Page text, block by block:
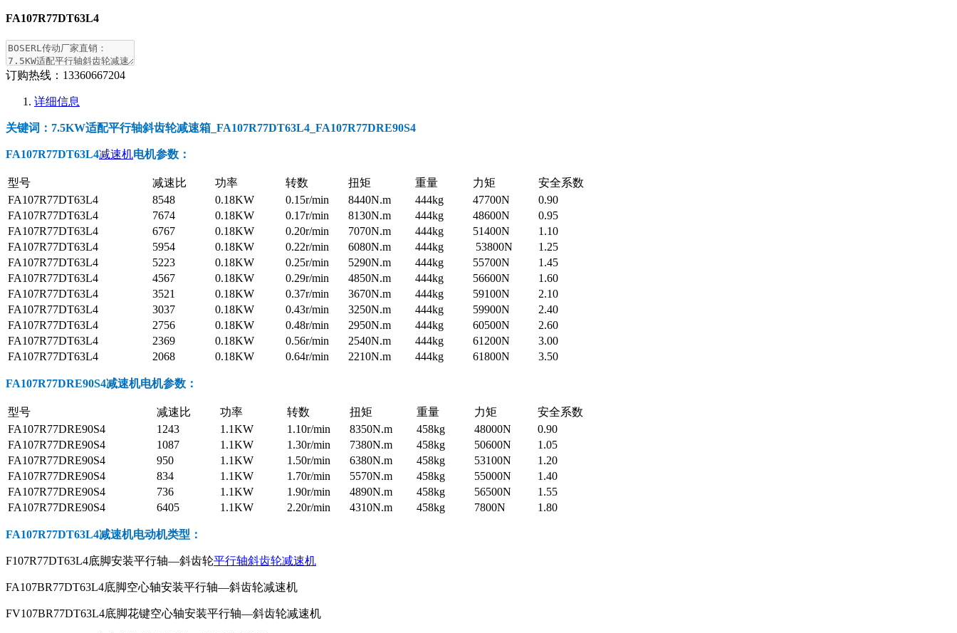
FA107R77DT63L4
订购热线： 13360667204
详细信息
关键词：7.5KW适配平行轴斜齿轮减速箱_FA107R77DT63L4_FA107R77DRE90S4
FA107R77DT63L4减速机电机参数 ：
型号 减速比 功率 转数 扭矩 重量 力矩
安全系数
FA107R77DT63L4
8548 0.18KW 0.15r/min 8440N.m 444kg 47700N
0.90
FA107R77DT63L4
7674 0.18KW 0.17r/min 8130N.m 444kg 48600N
0.95
FA107R77DT63L4
6767 0.18KW 0.20r/min 7070N.m 444kg 51400N
1.10
FA107R77DT63L4
5954 0.18KW 0.22r/min 6080N.m 444kg 53800N
1.25
FA107R77DT63L4
5223 0.18KW 0.25r/min 5290N.m 444kg 55700N
1.45
FA107R77DT63L4
4567 0.18KW 0.29r/min 4850N.m 444kg 56600N
1.60
FA107R77DT63L4
3521 0.18KW 0.37r/min 3670N.m 444kg 59100N
2.10
FA107R77DT63L4
3037 0.18KW 0.43r/min 3250N.m 444kg 59900N
2.40
FA107R77DT63L4
2756 0.18KW 0.48r/min 2950N.m 444kg 60500N
2.60
FA107R77DT63L4
2369 0.18KW 0.56r/min 2540N.m 444kg 61200N
3.00
FA107R77DT63L4
2068 0.18KW 0.64r/min 2210N.m 444kg 61800N 3.50
FA107R77DRE90S4减速机电机参数 ：
型号 减速比 功率 转数 扭矩 重量 力矩
安全系数
FA107R77DRE90S4
1243 1.1KW 1.10r/min 8350N.m 458kg 48000N
0.90
FA107R77DRE90S4
1087 1.1KW 1.30r/min 7380N.m 458kg 50600N
1.05
FA107R77DRE90S4
950 1.1KW 1.50r/min 6380N.m 458kg 53100N
1.20
FA107R77DRE90S4
834 1.1KW 1.70r/min 5570N.m 458kg 55000N
1.40
FA107R77DRE90S4
736 1.1KW 1.90r/min 4890N.m 458kg 56500N
1.55
FA107R77DRE90S4
6405 1.1KW 2.20r/min 4310N.m 458kg 7800N 1.80
FA107R77DT63L4减速机电动机类型：
F107R77DT63L4底脚安装平行轴—斜齿轮平行轴斜齿轮减速机
FA107BR77DT63L4底脚空心轴安装平行轴—斜齿轮减速机
FV107BR77DT63L4底脚花键空心轴安装平行轴—斜齿轮减速机